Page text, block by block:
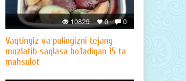
0
0
10829
Vaqtingiz va pulingizni tejang -
muzlatib saqlasa bo‘ladigan 15 ta
mahsulot